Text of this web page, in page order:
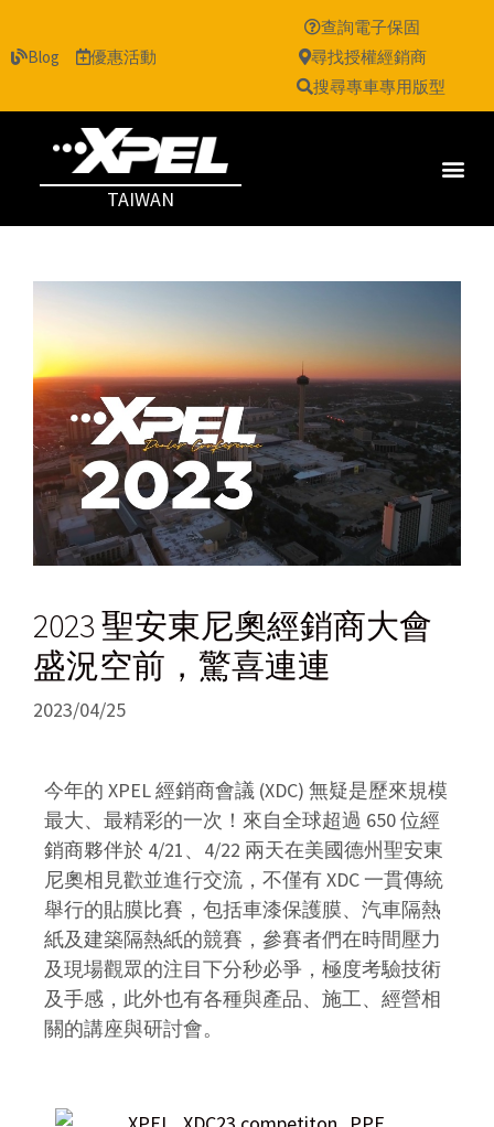
Blog 優惠活動
查詢電子保固
尋找授權經銷商
搜尋專車專用版型
TAIWAN
2023 聖安東尼奧經銷商大會
盛況空前，驚喜連連
2023/04/25
今年的 XPEL 經銷商會議 (XDC) 無疑是歷來規模
最大、最精彩的一次！來自全球超過 650 位經
銷商夥伴於 4/21、4/22 兩天在美國德州聖安東
尼奧相見歡並進行交流，不僅有 XDC 一貫傳統
舉行的貼膜比賽，包括車漆保護膜、汽車隔熱
紙及建築隔熱紙的競賽，參賽者們在時間壓力
及現場觀眾的注目下分秒必爭，極度考驗技術
及手感，此外也有各種與產品、施工、經營相
關的講座與研討會。